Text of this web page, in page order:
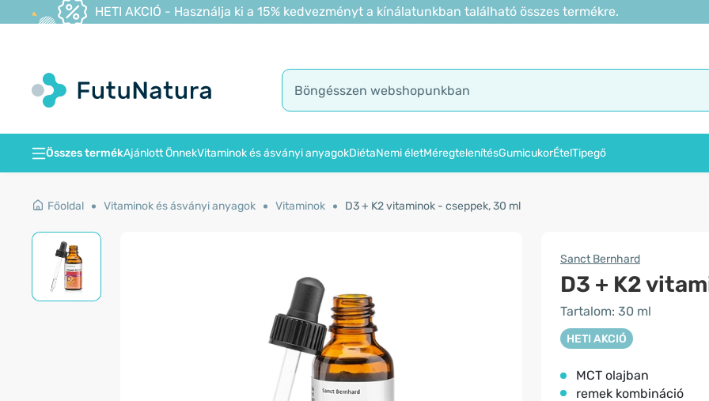
HETI AKCIÓ - Használja ki a 15% kedvezményt a kínálatunkban található összes termékre.
Összes termékAjánlott ÖnnekVitaminok és ásványi anyagokDiétaNemi életMéregtelenítésGumicukorÉtelTipegő
Főoldal Vitaminok és ásványi anyagok Vitaminok D3 + K2 vitaminok - cseppek, 30 ml
Sanct Bernhard
D3 + K2
Tartalom: 30 ml
HETI AKCIÓ
MCT olajban
remek kombináció